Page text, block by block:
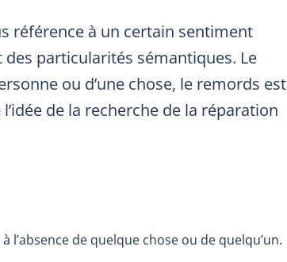
référence à un certain sentiment
particularités sémantiques. Le
ou d’une chose, le remords est
de la recherche de la réparation
de quelque chose ou de quelqu’un.